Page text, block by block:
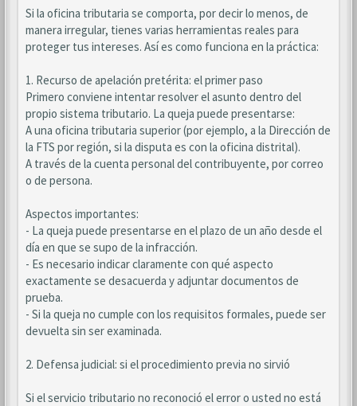
Si la oficina tributaria se comporta, por decir lo menos, de
manera irregular, tienes varias herramientas reales para
proteger tus intereses. Así es como funciona en la práctica:
1. Recurso de apelación pretérita: el primer paso
Primero conviene intentar resolver el asunto dentro del
propio sistema tributario. La queja puede presentarse:
A una oficina tributaria superior (por ejemplo, a la Dirección de
la FTS por región, si la disputa es con la oficina distrital).
A través de la cuenta personal del contribuyente, por correo
o de persona.
Aspectos importantes:
- La queja puede presentarse en el plazo de un año desde el
día en que se supo de la infracción.
- Es necesario indicar claramente con qué aspecto
exactamente se desacuerda y adjuntar documentos de
prueba.
- Si la queja no cumple con los requisitos formales, puede ser
devuelta sin ser examinada.
2. Defensa judicial: si el procedimiento previa no sirvió
Si el servicio tributario no reconoció el error o usted no está